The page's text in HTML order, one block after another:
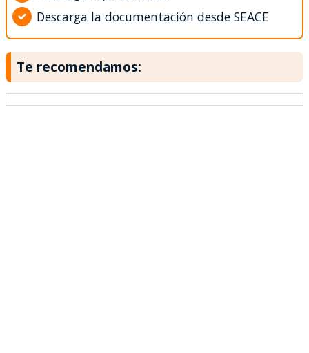
Descarga la documentación desde SEACE
Te recomendamos: